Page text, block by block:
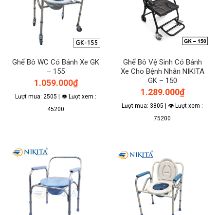
Ghế Bô WC Có Bánh Xe GK
– 155
1.059.000₫
Lượt mua: 2505 | 👁 Lượt xem :
45200
Ghế Bô Vệ Sinh Có Bánh
Xe Cho Bệnh Nhân NIKITA
GK – 150
1.289.000₫
Lượt mua: 3805 | 👁 Lượt xem :
75200